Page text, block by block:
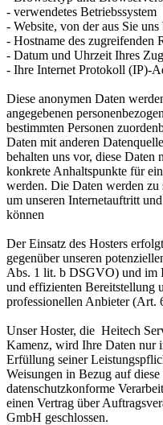
- verwendetes Betriebssystem
- Website, von der aus Sie
- Hostname des zugreifenden
- Datum und Uhrzeit Ihres
- Ihre Internet Protokoll (IP)-
Diese anonymen Daten
angegebenen
bestimmten Personen
Daten mit anderen
behalten uns vor, diese Daten
konkrete Anhaltspunkte für
werden. Die Daten werden zu
um unseren Internetauftritt
können
Der Einsatz des Hosters
gegenüber unseren
Abs. 1 lit. b DSGVO) und im
und effizienten Bereitstellung
professionellen Anbieter
Unser Hoster, die Heitech
Kamenz, wird Ihre Daten nur
Erfüllung seiner
Weisungen in Bezug auf
datenschutzkonforme
einen Vertrag über
GmbH geschlossen.